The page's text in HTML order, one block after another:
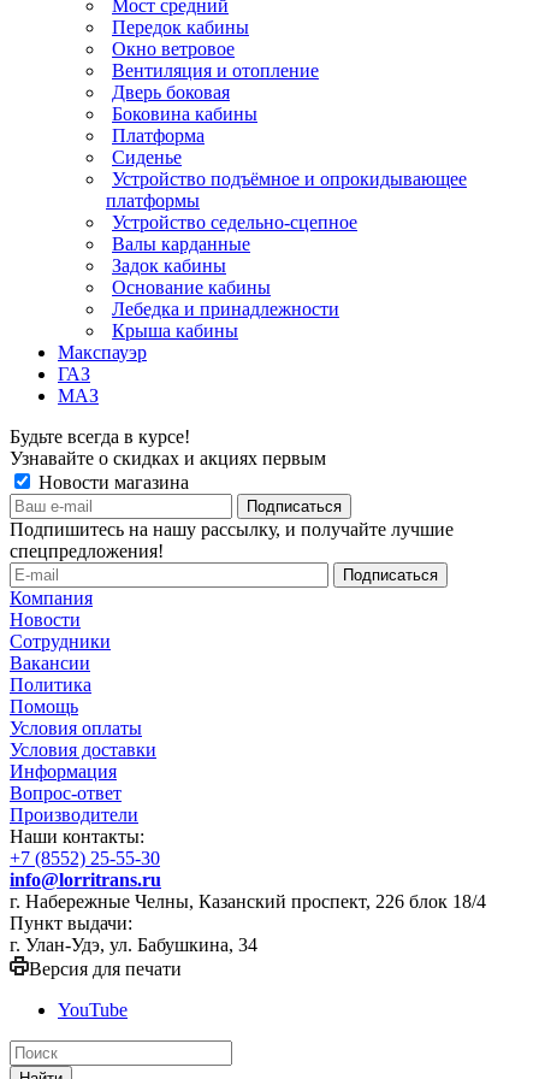
Мост средний
Передок кабины
Окно ветровое
Вентиляция и отопление
Дверь боковая
Боковина кабины
Платформа
Сиденье
Устройство подъёмное и опрокидывающее
платформы
Устройство седельно-сцепное
Валы карданные
Задок кабины
Основание кабины
Лебедка и принадлежности
Крыша кабины
Макспауэр
ГАЗ
МАЗ
Будьте всегда в курсе!
Узнавайте о скидках и акциях первым
Новости магазина
Подпишитесь на нашу рассылку, и получайте лучшие
спецпредложения!
Компания
Новости
Сотрудники
Вакансии
Политика
Помощь
Условия оплаты
Условия доставки
Информация
Вопрос-ответ
Производители
Наши контакты:
+7 (8552) 25-55-30
info@lorritrans.ru
г. Набережные Челны, Казанский проспект, 226 блок 18/4
Пункт выдачи:
г. Улан-Удэ, ул. Бабушкина, 34
Версия для печати
YouTube